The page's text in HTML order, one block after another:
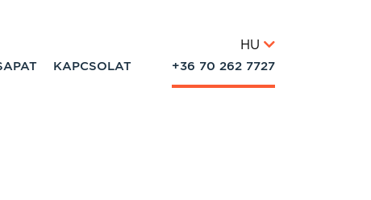
HU
KAPCSOLAT +36 70 262 7727